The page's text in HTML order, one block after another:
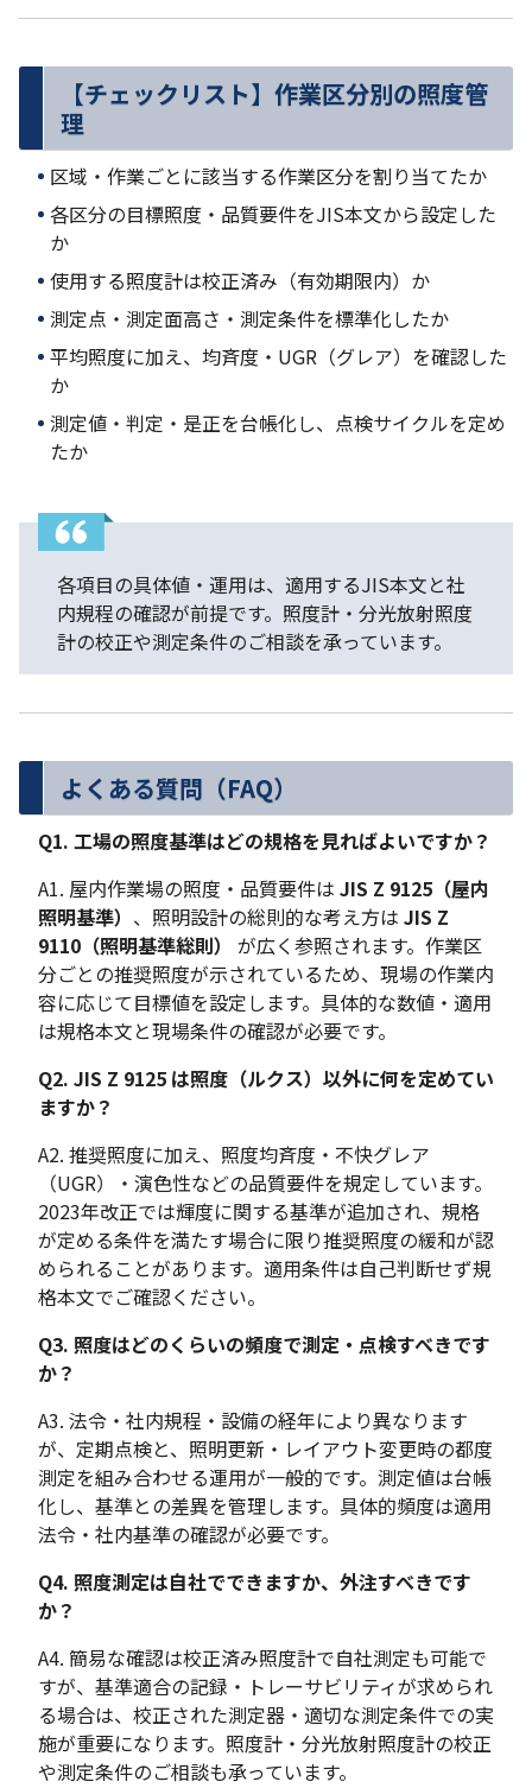
【チェックリスト】作業区分別の照度管
理
区域・作業ごとに該当する作業区分を割り当てたか
各区分の目標照度・品質要件をJIS本文から設定した
か
使用する照度計は校正済み（有効期限内）か
測定点・測定面高さ・測定条件を標準化したか
平均照度に加え、均斉度・UGR（グレア）を確認した
か
測定値・判定・是正を台帳化し、点検サイクルを定め
たか
各項目の具体値・運用は、適用するJIS本文と社
内規程の確認が前提です。照度計・分光放射照度
計の校正や測定条件のご相談を承っています。
よくある質問（FAQ）
Q1. 工場の照度基準はどの規格を見ればよいですか？
A1. 屋内作業場の照度・品質要件は JIS Z 9125（屋内
照明基準） 、照明設計の総則的な考え方は JIS Z
9110（照明基準総則）
が広く参照されます。作業区
分ごとの推奨照度が示されているため、現場の作業内
容に応じて目標値を設定します。具体的な数値・適用
は規格本文と現場条件の確認が必要です。
Q2. JIS Z 9125 は照度（ルクス）以外に何を定めてい
ますか？
A2. 推奨照度に加え、照度均斉度・不快グレア
（UGR）・演色性などの品質要件を規定しています。
2023年改正では輝度に関する基準が追加され、規格
が定める条件を満たす場合に限り推奨照度の緩和が認
められることがあります。適用条件は自己判断せず規
格本文でご確認ください。
Q3. 照度はどのくらいの頻度で測定・点検すべきです
か？
A3. 法令・社内規程・設備の経年により異なります
が、定期点検と、照明更新・レイアウト変更時の都度
測定を組み合わせる運用が一般的です。測定値は台帳
化し、基準との差異を管理します。具体的頻度は適用
法令・社内基準の確認が必要です。
Q4. 照度測定は自社でできますか、外注すべきです
か？
A4. 簡易な確認は校正済み照度計で自社測定も可能で
すが、基準適合の記録・トレーサビリティが求められ
る場合は、校正された測定器・適切な測定条件での実
施が重要になります。照度計・分光放射照度計の校正
や測定条件のご相談も承っています。